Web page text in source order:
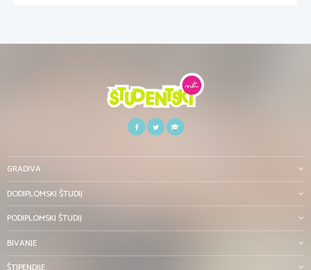
GRADIVA
DODIPLOMSKI ŠTUDIJ
PODIPLOMSKI ŠTUDIJ
BIVANJE